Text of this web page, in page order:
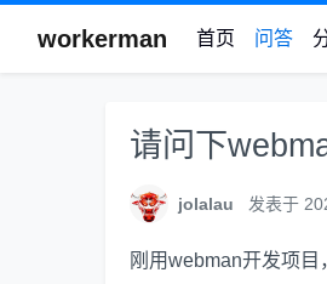
workerman 首页 问答
请问下
jolalau 发表于
刚用webman开发项目